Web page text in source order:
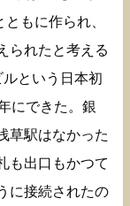
もに作られ、
られたと考える
という日本初
にできた。銀
草駅はなかった
も出口もかつて
に接続されたの